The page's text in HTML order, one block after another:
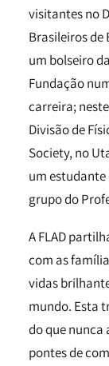
visitantes no
Brasileiros de
um bolseiro
Fundação
carreira;
Divisão de
Society, no
um
grupo do
A FLAD
com as
vidas
mundo. Esta
do que nunca
pontes de